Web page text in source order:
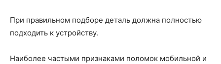
При правильном подборе деталь должна полностью
подходить к устройству.
Наиболее частыми признаками поломок мобильной и